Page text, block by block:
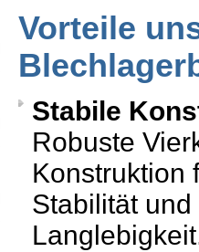
Vorteile
Stabile
Robuste
Konstruktion
Stabilität und